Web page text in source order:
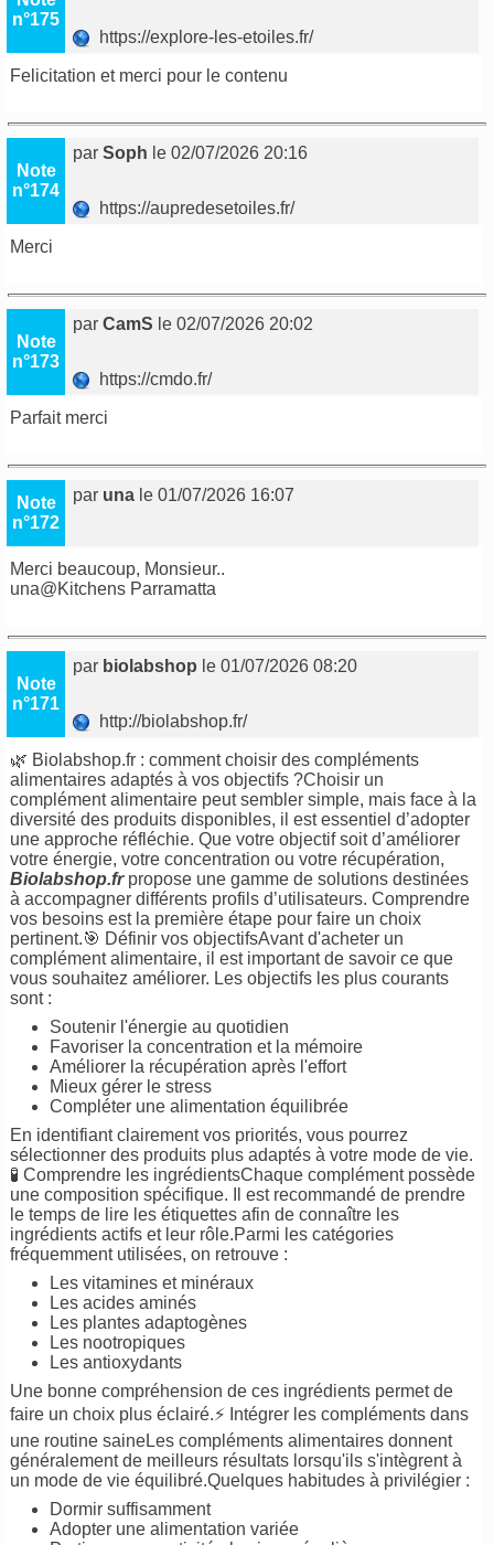
n°175
https://explore-les-etoiles.fr/
Felicitation et merci pour le contenu
Note
n°174
parSoph le 02/07/2026 20:16
https://aupredesetoiles.fr/
Merci
Note
n°173
parCamS le 02/07/2026 20:02
https://cmdo.fr/
Parfait merci
Note
n°172
par una le 01/07/2026 16:07
Merci beaucoup, Monsieur..
una@Kitchens Parramatta
Note
n°171
par biolabshop le 01/07/2026 08:20
http://biolabshop.fr/
🌿 Biolabshop.fr : comment choisir des compléments
alimentaires adaptés à vos objectifs ?Choisir un
complément alimentaire peut sembler simple, mais face à la
diversité des produits disponibles, il est essentiel d’adopter
une approche réfléchie. Que votre objectif soit d’améliorer
votre énergie, votre concentration ou votre récupération,
Biolabshop.frpropose une gamme de solutions destinées
à accompagner différents profils d’utilisateurs. Comprendre
vos besoins est la première étape pour faire un choix
pertinent.🎯 Définir vos objectifsAvant d'acheter un
complément alimentaire, il est important de savoir ce que
vous souhaitez améliorer. Les objectifs les plus courants
sont :
Soutenir l'énergie au quotidien
Favoriser la concentration et la mémoire
Améliorer la récupération après l'effort
Mieux gérer le stress
Compléter une alimentation équilibrée
En identifiant clairement vos priorités, vous pourrez
sélectionner des produits plus adaptés à votre mode de vie.
🧪 Comprendre les ingrédientsChaque complément possède
une composition spécifique. Il est recommandé de prendre
le temps de lire les étiquettes afin de connaître les
ingrédients actifs et leur rôle.Parmi les catégories
fréquemment utilisées, on retrouve :
Les vitamines et minéraux
Les acides aminés
Les plantes adaptogènes
Les nootropiques
Les antioxydants
Une bonne compréhension de ces ingrédients permet de
faire un choix plus éclairé.⚡ Intégrer les compléments dans
une routine saineLes compléments alimentaires donnent
généralement de meilleurs résultats lorsqu'ils s'intègrent à
un mode de vie équilibré.Quelques habitudes à privilégier :
Dormir suffisamment
Adopter une alimentation variée